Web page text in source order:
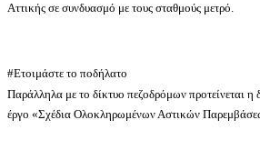
Αττικής σε συνδυασμό με τους σταθμούς μετρό.
#Ετοιμάστε το ποδήλατο
Παράλληλα με το δίκτυο πεζοδρόμων προτείνεται η
έργο «Σχέδια Ολοκληρωμένων Αστικών